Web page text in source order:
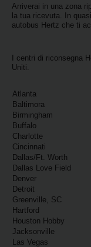
Noleggio
Auto
Noleggio
Furgoni
Noleggio
Business
Flotta
Usato
Prodotti
/
Partner
Arriverai in una zona
la tua ricevuta. In
autobus Hertz che ti
I centri di riconsegna
Uniti.
Atlanta
Baltimora
Birmingham
Buffalo
Charlotte
Cincinnati
Dallas/Ft. Worth
Dallas Love Field
Denver
Detroit
Greenville, SC
Hartford
Houston Hobby
Jacksonville
Las Vegas